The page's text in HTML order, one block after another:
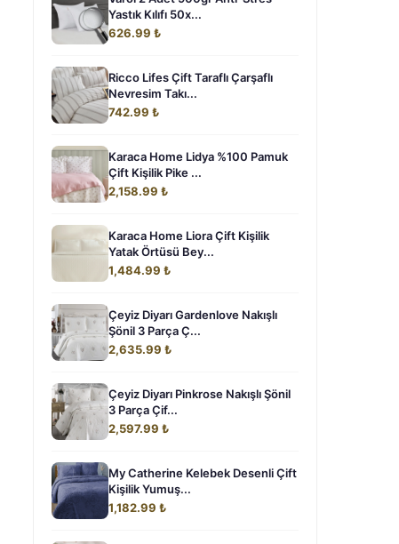
Yastık Kılıfı 50x...
626.99 ₺
Ricco Lifes Çift Taraflı Çarşaflı
Nevresim Takı...
742.99 ₺
Karaca Home Lidya %100 Pamuk
Çift Kişilik Pike ...
2,158.99 ₺
Karaca Home Liora Çift Kişilik
Yatak Örtüsü Bey...
1,484.99 ₺
Çeyiz Diyarı Gardenlove Nakışlı
Şönil 3 Parça Ç...
2,635.99 ₺
Çeyiz Diyarı Pinkrose Nakışlı Şönil
3 Parça Çif...
2,597.99 ₺
My Catherine Kelebek Desenli Çift
Kişilik Yumuş...
1,182.99 ₺